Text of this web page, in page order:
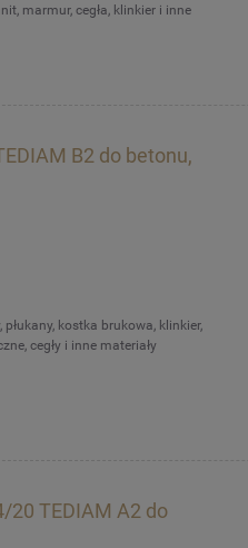
marmur, cegła, klinkier i inne
B2 do betonu,
kostka brukowa, klinkier,
cegły i inne materiały
20 TEDIAM A2 do